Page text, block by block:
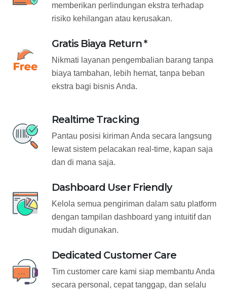
memberikan perlindungan ekstra terhadap
risiko kehilangan atau kerusakan.
Gratis Biaya Return *
Nikmati layanan pengembalian barang tanpa
biaya tambahan, lebih hemat, tanpa beban
ekstra bagi bisnis Anda.
Realtime Tracking
Pantau posisi kiriman Anda secara langsung
lewat sistem pelacakan real-time, kapan saja
dan di mana saja.
Dashboard User Friendly
Kelola semua pengiriman dalam satu platform
dengan tampilan dashboard yang intuitif dan
mudah digunakan.
Dedicated Customer Care
Tim customer care kami siap membantu Anda
secara personal, cepat tanggap, dan selalu